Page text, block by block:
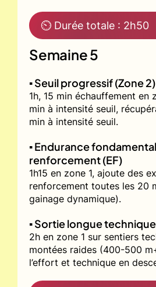
⏲ Durée totale : 2h50
Semaine 5
▪️ Seuil progressif (Zone 2)
1h, 15 min échauffement en
min à intensité seuil,
min à intensité seuil.
▪️ Endurance
renforcement (EF)
1h15 en zone 1, ajoute des
renforcement toutes les 20
gainage dynamique).
▪️ Sortie longue technique
2h en zone 1 sur sentiers
montées raides (400-500
l’effort et technique en